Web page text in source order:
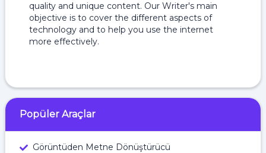
quality and unique content. Our Writer's main
objective is to cover the different aspects of
technology and to help you use the internet
more effectively.
Popüler Araçlar
Görüntüden Metne Dönüştürücü